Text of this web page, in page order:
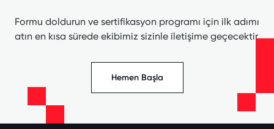
Formu doldurun ve sertifikasyon programı için ilk adımı
atın en kısa sürede ekibimiz sizinle iletişime geçecektir.
Hemen Başla